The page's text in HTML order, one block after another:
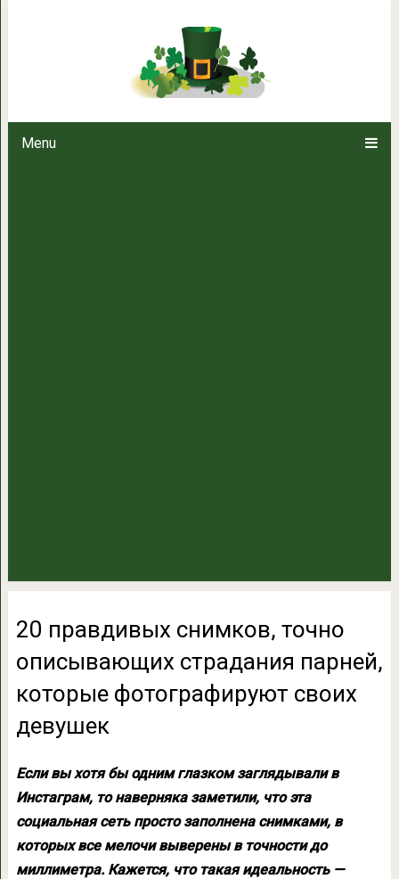
Menu
20 правдивых снимков,
парней, которые
20 правдивых снимков, точно
описывающих страдания парней,
которые фотографируют своих
девушек
Если вы хотя бы одним глазком заглядывали в
Инстаграм, то наверняка заметили, что эта
социальная сеть просто заполнена снимками, в
которых все мелочи выверены в точности до
миллиметра. Кажется, что такая идеальность —